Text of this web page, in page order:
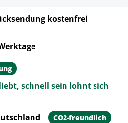
kostenfrei
schnell sein lohnt sich
CO2-freundlich